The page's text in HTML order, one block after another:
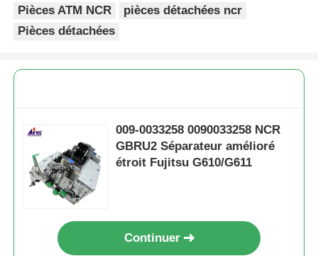
Pièces ATM NCR
pièces détachées ncr
Pièces détachées
009-0033258 0090033258 NCR
GBRU2 Séparateur amélioré
étroit Fujitsu G610/G611
Continuer